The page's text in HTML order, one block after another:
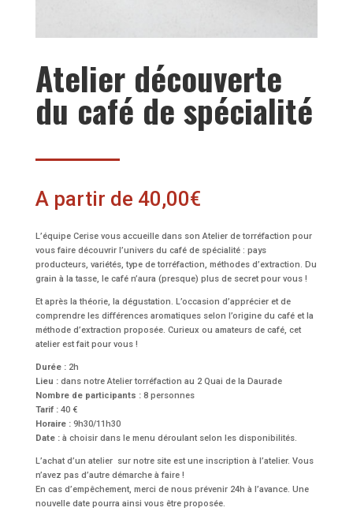
Atelier découverte
du café de spécialité
A partir de 40,00€
L’équipe Cerise vous accueille dans son Atelier de torréfaction pour
vous faire découvrir l’univers du café de spécialité : pays
producteurs, variétés, type de torréfaction, méthodes d’extraction. Du
grain à la tasse, le café n’aura (presque) plus de secret pour vous !
Et après la théorie, la dégustation. L’occasion d’apprécier et de
comprendre les différences aromatiques selon l’origine du café et la
méthode d’extraction proposée. Curieux ou amateurs de café, cet
atelier est fait pour vous !
Durée :2h
Lieu :dans notre Atelier torréfaction au 2 Quai de la Daurade
Nombre de participants :8 personnes
Tarif :40 €
Horaire :9h30/11h30
Date :à choisir dans le menu déroulant selon les disponibilités.
L’achat d’un atelier sur notre site est une inscription à l’atelier. Vous
n’avez pas d’autre démarche à faire !
En cas d’empêchement, merci de nous prévenir 24h à l’avance. Une
nouvelle date pourra ainsi vous être proposée.